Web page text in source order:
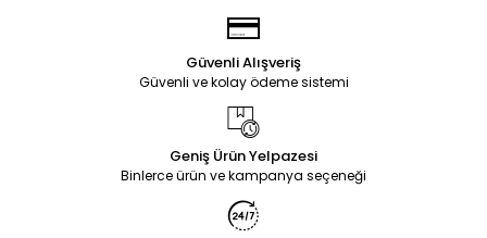
Güvenli Alışveriş
Güvenli ve kolay ödeme sistemi
Geniş Ürün Yelpazesi
Binlerce ürün ve kampanya seçeneği